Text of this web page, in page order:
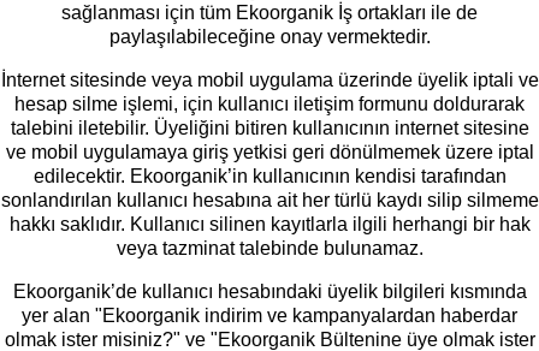
sağlanması için tüm Ekoorganik İş ortakları ile de
paylaşılabileceğine onay vermektedir.
İnternet sitesinde veya mobil uygulama üzerinde üyelik iptali ve
hesap silme işlemi, için kullanıcı iletişim formunu doldurarak
talebini iletebilir. Üyeliğini bitiren kullanıcının internet sitesine
ve mobil uygulamaya giriş yetkisi geri dönülmemek üzere iptal
edilecektir. Ekoorganik’in kullanıcının kendisi tarafından
sonlandırılan kullanıcı hesabına ait her türlü kaydı silip silmeme
hakkı saklıdır. Kullanıcı silinen kayıtlarla ilgili herhangi bir hak
veya tazminat talebinde bulunamaz.
Ekoorganik’de kullanıcı hesabındaki üyelik bilgileri kısmında
yer alan "Ekoorganik indirim ve kampanyalardan haberdar
olmak ister misiniz?" ve "Ekoorganik Bültenine üye olmak ister